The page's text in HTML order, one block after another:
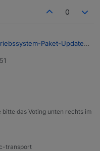
0
Paket-Updates,
man sich doch eh
das Voting unten rechts im
transport